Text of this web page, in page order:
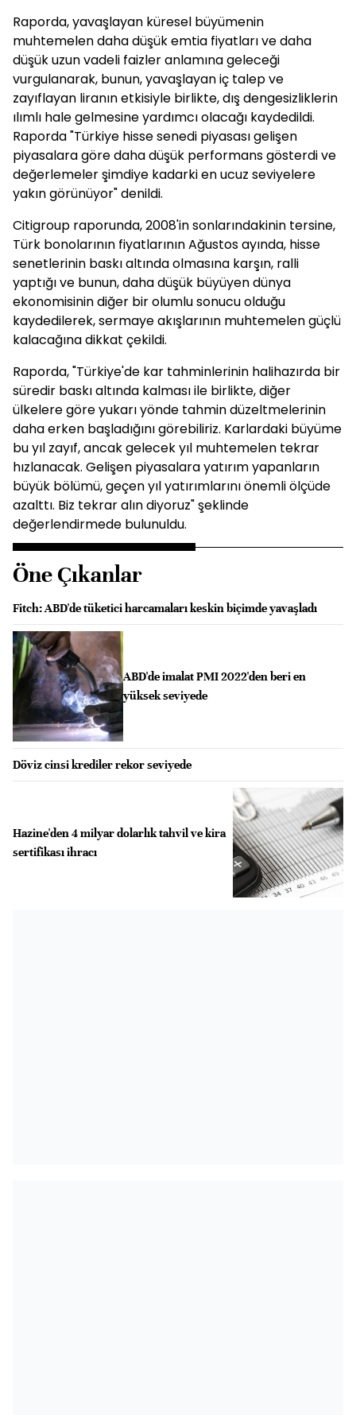
Raporda, yavaşlayan küresel büyümenin
muhtemelen daha düşük emtia fiyatları ve daha
düşük uzun vadeli faizler anlamına geleceği
vurgulanarak, bunun, yavaşlayan iç talep ve
zayıflayan liranın etkisiyle birlikte, dış dengesizliklerin
ılımlı hale gelmesine yardımcı olacağı kaydedildi.
Raporda "Türkiye hisse senedi piyasası gelişen
piyasalara göre daha düşük performans gösterdi ve
değerlemeler şimdiye kadarki en ucuz seviyelere
yakın görünüyor" denildi.
Citigroup raporunda, 2008'in sonlarındakinin tersine,
Türk bonolarının fiyatlarının Ağustos ayında, hisse
senetlerinin baskı altında olmasına karşın, ralli
yaptığı ve bunun, daha düşük büyüyen dünya
ekonomisinin diğer bir olumlu sonucu olduğu
kaydedilerek, sermaye akışlarının muhtemelen güçlü
kalacağına dikkat çekildi.
Raporda, "Türkiye'de kar tahminlerinin halihazırda bir
süredir baskı altında kalması ile birlikte, diğer
ülkelere göre yukarı yönde tahmin düzeltmelerinin
daha erken başladığını görebiliriz. Karlardaki büyüme
bu yıl zayıf, ancak gelecek yıl muhtemelen tekrar
hızlanacak. Gelişen piyasalara yatırım yapanların
büyük bölümü, geçen yıl yatırımlarını önemli ölçüde
azalttı. Biz tekrar alın diyoruz" şeklinde
değerlendirmede bulunuldu.
Öne Çıkanlar
Fitch: ABD'de tüketici harcamaları keskin biçimde yavaşladı
ABD'de imalat PMI 2022'den beri en
yüksek seviyede
Döviz cinsi krediler rekor seviyede
Hazine'den 4 milyar dolarlık tahvil ve kira
sertifikası ihracı